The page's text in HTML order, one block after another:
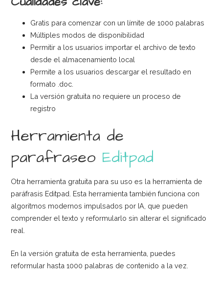
Gratis para comenzar con un límite de 1000 palabras
Múltiples modos de disponibilidad
Permitir a los usuarios importar el archivo de texto
desde el almacenamiento local
Permite a los usuarios descargar el resultado en
formato .doc.
La versión gratuita no requiere un proceso de
registro
Herramienta de
parafraseo Editpad
Otra herramienta gratuita para su uso es la herramienta de
paráfrasis Editpad. Esta herramienta también funciona con
algoritmos modernos impulsados por IA, que pueden
comprender el texto y reformularlo sin alterar el significado
real.
En la versión gratuita de esta herramienta, puedes
reformular hasta 1000 palabras de contenido a la vez.